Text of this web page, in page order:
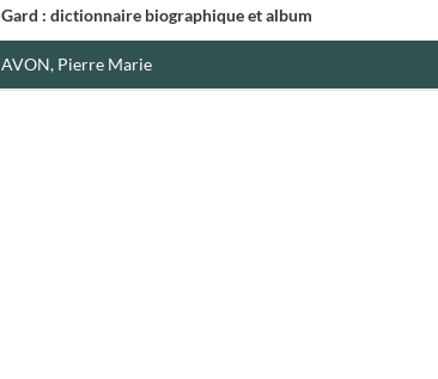
Gard : dictionnaire biographique et album
AVON, Pierre Marie